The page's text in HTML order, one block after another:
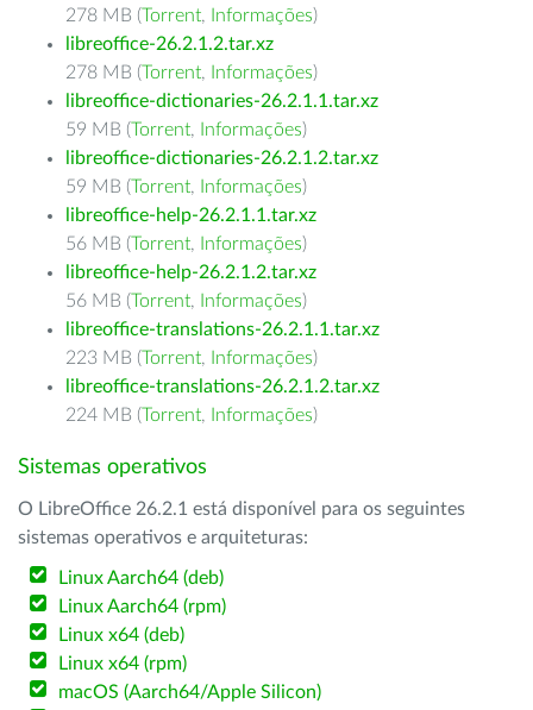
278 MB (Torrent, Informações)
libreoffice-26.2.1.2.tar.xz
278 MB (Torrent, Informações)
libreoffice-dictionaries-26.2.1.1.tar.xz
59 MB (Torrent, Informações)
libreoffice-dictionaries-26.2.1.2.tar.xz
59 MB (Torrent, Informações)
libreoffice-help-26.2.1.1.tar.xz
56 MB (Torrent, Informações)
libreoffice-help-26.2.1.2.tar.xz
56 MB (Torrent, Informações)
libreoffice-translations-26.2.1.1.tar.xz
223 MB (Torrent, Informações)
libreoffice-translations-26.2.1.2.tar.xz
224 MB (Torrent, Informações)
Sistemas operativos
O LibreOffice 26.2.1 está disponível para os seguintes
sistemas operativos e arquiteturas:
Linux Aarch64 (deb)
Linux Aarch64 (rpm)
Linux x64 (deb)
Linux x64 (rpm)
macOS (Aarch64/Apple Silicon)